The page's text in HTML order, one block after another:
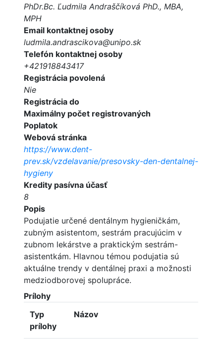
PhDr.Bc. Ľudmila Andraščíková PhD., MBA,
MPH
Email kontaktnej osoby
ludmila.andrascikova@unipo.sk
Telefón kontaktnej osoby
+421918843417
Registrácia povolená
Nie
Registrácia do
Maximálny počet registrovaných
Poplatok
Webová stránka
https://www.dent-
prev.sk/vzdelavanie/presovsky-den-dentalnej-
hygieny
Kredity pasívna účasť
8
Popis
Podujatie určené dentálnym hygieničkám,
zubným asistentom, sestrám pracujúcim v
zubnom lekárstve a praktickým sestrám-
asistentkám. Hlavnou témou podujatia sú
aktuálne trendy v dentálnej praxi a možnosti
medziodborovej spolupráce.
Prílohy
Typ
prílohy
Názov